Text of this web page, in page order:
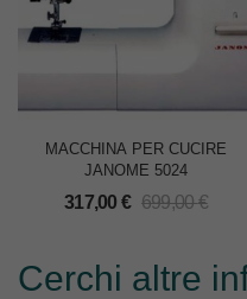
MACCHINA PER CUCIRE
JANOME 5024
317,00 € 699,00€
Cerchi altre